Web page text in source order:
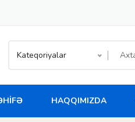
Kateqoriyalar
HAQQIMIZDA